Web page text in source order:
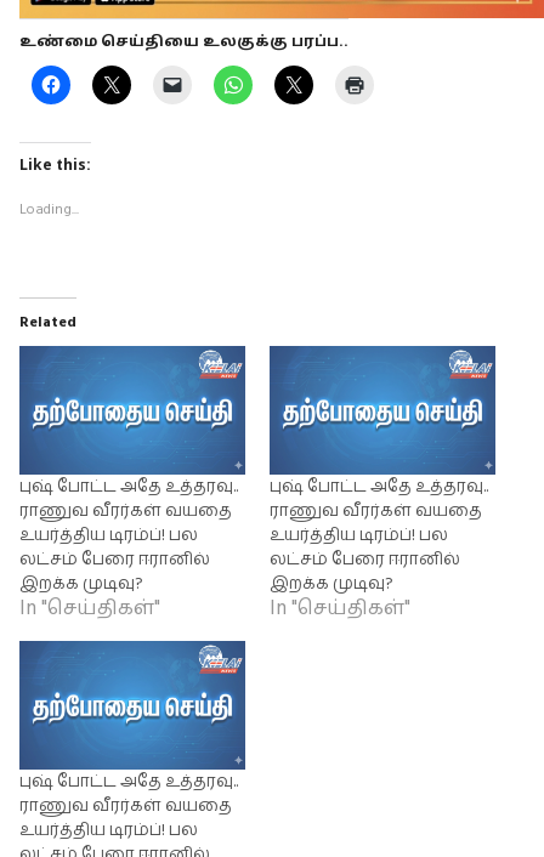
உண்மை செய்தியை உலகுக்கு பரப்ப..
Like this:
Loading...
Related
புஷ் போட்ட அதே உத்தரவு..
ராணுவ வீரர்கள் வயதை
உயர்த்திய டிரம்ப்! பல
லட்சம் பேரை ஈரானில்
இறக்க முடிவு?
In "செய்திகள்"
புஷ் போட்ட அதே உத்தரவு..
ராணுவ வீரர்கள் வயதை
உயர்த்திய டிரம்ப்! பல
லட்சம் பேரை ஈரானில்
இறக்க முடிவு?
In "செய்திகள்"
புஷ் போட்ட அதே உத்தரவு..
ராணுவ வீரர்கள் வயதை
உயர்த்திய டிரம்ப்! பல